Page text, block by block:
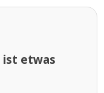
ist etwas